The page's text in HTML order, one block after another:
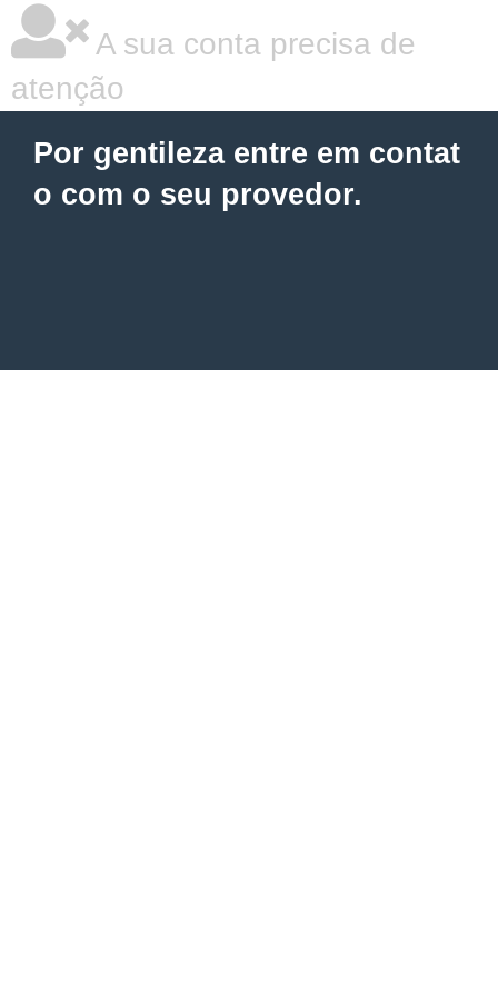
A sua conta precisa de
atenção
Por gentileza entre em contat
o com o seu provedor.